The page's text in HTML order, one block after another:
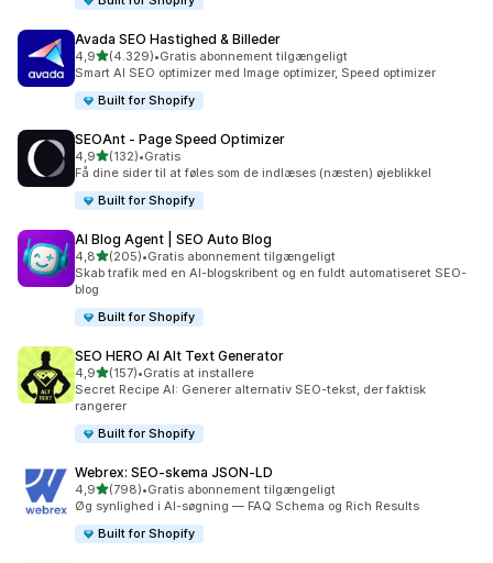
Avada SEO Hastighed & Billeder
4,9ud af 5 stjerner
(4.329)
4329 anmeldelser i alt
•Gratis abonnement tilgængeligt
Smart AI SEO optimizer med Image optimizer, Speed optimizer
Built for Shopify
SEOAnt ‑ Page Speed Optimizer
4,9ud af 5 stjerner
(132)
132 anmeldelser i alt
•Gratis
Få dine sider til at føles som de indlæses (næsten) øjeblikkel
Built for Shopify
AI Blog Agent | SEO Auto Blog
4,8ud af 5 stjerner
(205)
205 anmeldelser i alt
•Gratis abonnement tilgængeligt
Skab trafik med en AI-blogskribent og en fuldt automatiseret SEO-
blog
Built for Shopify
SEO HERO AI Alt Text Generator
4,9ud af 5 stjerner
(157)
157 anmeldelser i alt
•Gratis at installere
Secret Recipe AI: Generer alternativ SEO-tekst, der faktisk
rangerer
Built for Shopify
Webrex: SEO‑skema JSON‑LD
4,9ud af 5 stjerner
(798)
798 anmeldelser i alt
•Gratis abonnement tilgængeligt
Øg synlighed i AI-søgning — FAQ Schema og Rich Results
Built for Shopify